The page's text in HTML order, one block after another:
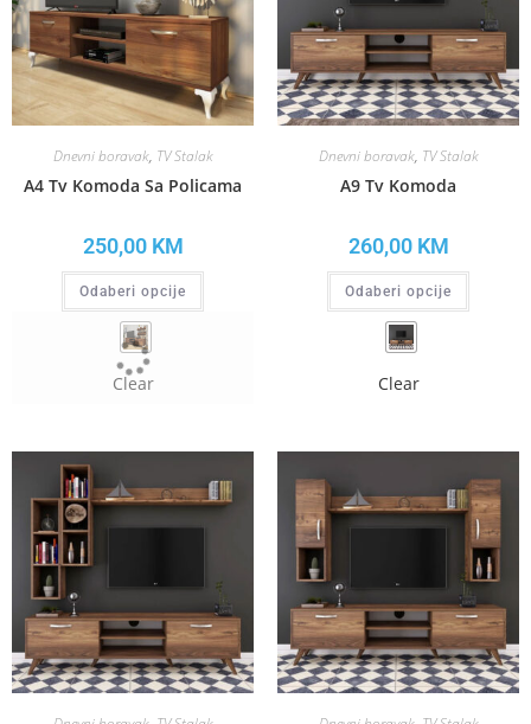
Dnevni boravak, TV Stalak
A4 Tv Komoda Sa Policama
250,00 KM
Odaberi opcije
Clear
Dnevni boravak, TV Stalak
A9 Tv Komoda
260,00 KM
Odaberi opcije
Clear